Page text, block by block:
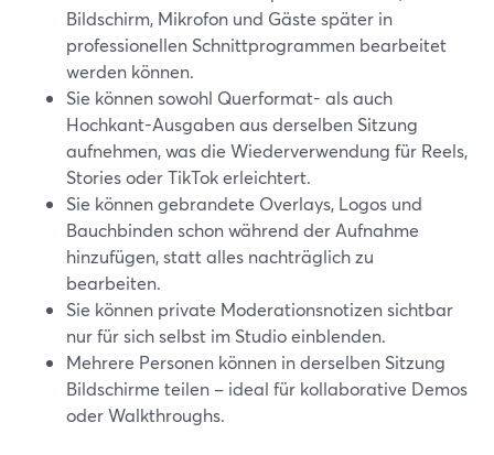
Bildschirm, Mikrofon und Gäste später in
professionellen Schnittprogrammen bearbeitet
werden können.
Sie können sowohl Querformat- als auch
Hochkant-Ausgaben aus derselben Sitzung
aufnehmen, was die Wiederverwendung für Reels,
Stories oder TikTok erleichtert.
Sie können gebrandete Overlays, Logos und
Bauchbinden schon während der Aufnahme
hinzufügen, statt alles nachträglich zu
bearbeiten.
Sie können private Moderationsnotizen sichtbar
nur für sich selbst im Studio einblenden.
Mehrere Personen können in derselben Sitzung
Bildschirme teilen – ideal für kollaborative Demos
oder Walkthroughs.